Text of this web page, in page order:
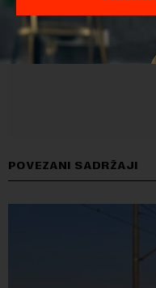
POVEZANI SADRŽAJI